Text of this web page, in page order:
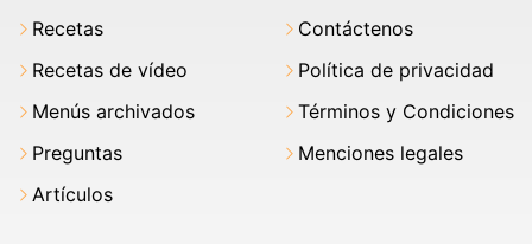
Recetas
Recetas de vídeo
Menús archivados
Preguntas
Artículos
Contáctenos
Política de privacidad
Términos y Condiciones
Menciones legales